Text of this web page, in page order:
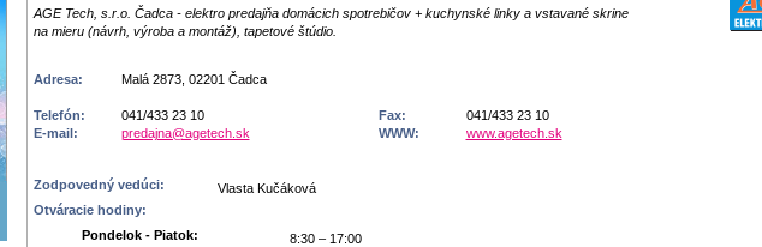
AGE Tech, s.r.o. Čadca - elektro predajňa domácich spotrebičov + kuchynské linky a vstavané skrine
na mieru (návrh, výroba a montáž), tapetové štúdio.
Adresa: Malá 2873, 02201 Čadca
Telefón: 041/433 23 10 Fax:
041/433 23 10
E-mail:
predajna@agetech.sk WWW: www.agetech.sk
Zodpovedný vedúci:
Vlasta Kučáková
Otváracie hodiny:
Pondelok - Piatok:
8:30 – 17:00